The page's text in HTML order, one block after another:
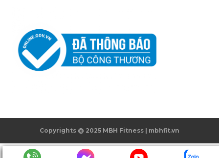
Copyrights @ 2025 MBH Fitness | mbhfit.vn